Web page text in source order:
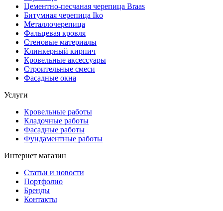
Цементно-песчаная черепица Braas
Битумная черепица Iko
Металлочерепица
Фальцевая кровля
Стеновые материалы
Клинкерный кирпич
Кровельные аксессуары
Строительные смеси
Фасадные окна
Услуги
Кровельные работы
Кладочные работы
Фасадные работы
Фундаментные работы
Интернет магазин
Статьи и новости
Портфолио
Бренды
Контакты